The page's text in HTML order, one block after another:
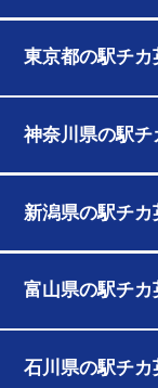
東京都の駅チ
神奈川県の駅
新潟県の駅チ
富山県の駅チ
石川県の駅チ